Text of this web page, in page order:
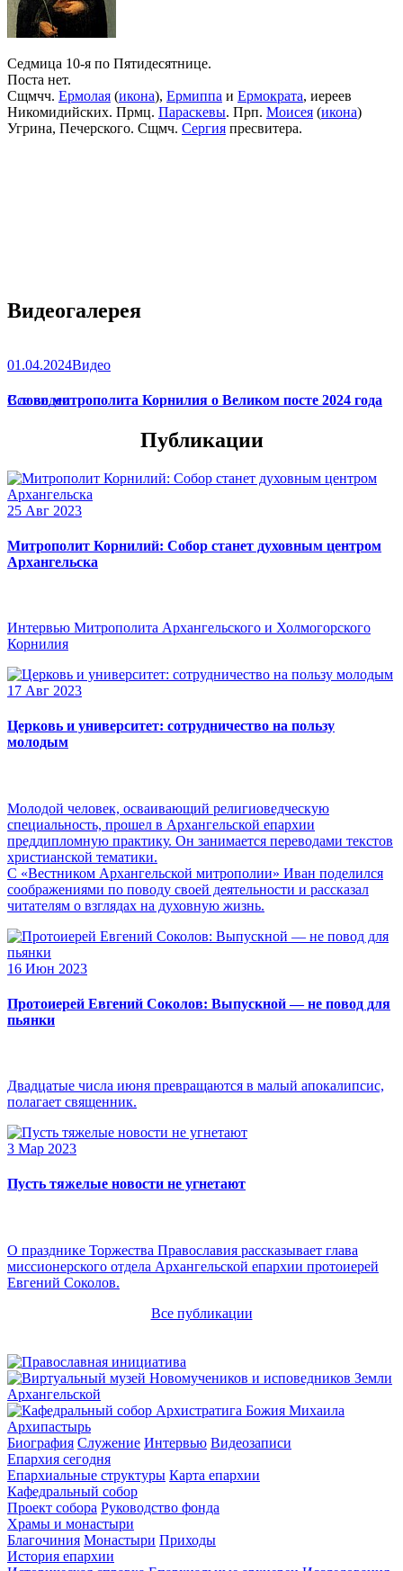
Седмица 10-я по Пятидесятнице.
Поста нет.
Сщмчч. Ермолая (икона), Ермиппа и Ермократа, иереев
Никомидийских. Прмц. Параскевы. Прп. Моисея (икона)
Угрина, Печерского. Сщмч. Сергия пресвитера.
Видеогалерея
01.04.2024Видео
Слово митрополита Корнилия о Великом посте 2024 года
Все видео
Публикации
25 Авг 2023
Митрополит Корнилий: Собор станет духовным центром
Архангельска
Интервью Митрополита Архангельского и Холмогорского
Корнилия
17 Авг 2023
Церковь и университет: сотрудничество на пользу
молодым
Молодой человек, осваивающий религиоведческую
специальность, прошел в Архангельской епархии
преддипломную практику. Он занимается переводами текстов
христианской тематики.
С «Вестником Архангельской митрополии» Иван поделился
соображениями по поводу своей деятельности и рассказал
читателям о взглядах на духовную жизнь.
16 Июн 2023
Протоиерей Евгений Соколов: Выпускной — не повод для
пьянки
Двадцатые числа июня превращаются в малый апокалипсис,
полагает священник.
3 Мар 2023
Пусть тяжелые новости не угнетают
О празднике Торжества Православия рассказывает глава
миссионерского отдела Архангельской епархии протоиерей
Евгений Соколов.
Все публикации
Архипастырь
Биография Служение Интервью Видеозаписи
Епархия сегодня
Епархиальные структуры Карта епархии
Кафедральный собор
Проект собора Руководство фонда
Храмы и монастыри
Благочиния Монастыри Приходы
История епархии